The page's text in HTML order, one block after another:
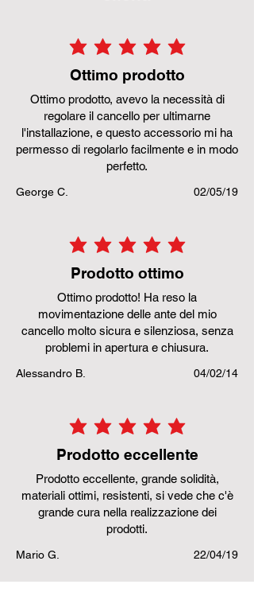
la valutazione media è 5 su
Ottimo prodotto
Ottimo prodotto, avevo la necessità di
regolare il cancello per ultimarne
l'installazione, e questo accessorio mi ha
permesso di regolarlo facilmente e in modo
perfetto.
George C. 02/05/19
la valutazione media è 5 su
Prodotto ottimo
Ottimo prodotto! Ha reso la
movimentazione delle ante del mio
cancello molto sicura e silenziosa, senza
problemi in apertura e chiusura.
Alessandro B. 04/02/14
la valutazione media è 5 su
Prodotto eccellente
Prodotto eccellente, grande solidità,
materiali ottimi, resistenti, si vede che c'è
grande cura nella realizzazione dei
prodotti.
Mario G. 22/04/19